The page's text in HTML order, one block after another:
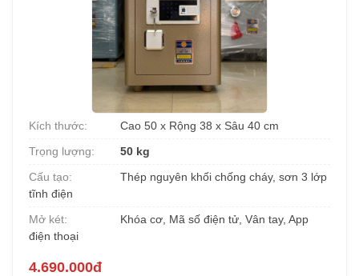
Kích thước:
Cao 50 x Rộng 38 x Sâu 40 cm
Trọng lượng:
50 kg
Cấu tạo:
Thép nguyên khối chống cháy, sơn 3 lớp
tĩnh điện
Mở két:
Khóa cơ, Mã số điện tử, Vân tay, App
điện thoại
4.690.000đ